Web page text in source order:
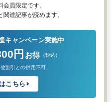
会員限定です。
連記事が読めます。
キャンペーン実施中
円 お得 （税込）
割引との併用不可
こちら